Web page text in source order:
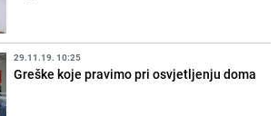
29.11.19. 10:25
Greške koje pravimo pri osvjetljenju doma